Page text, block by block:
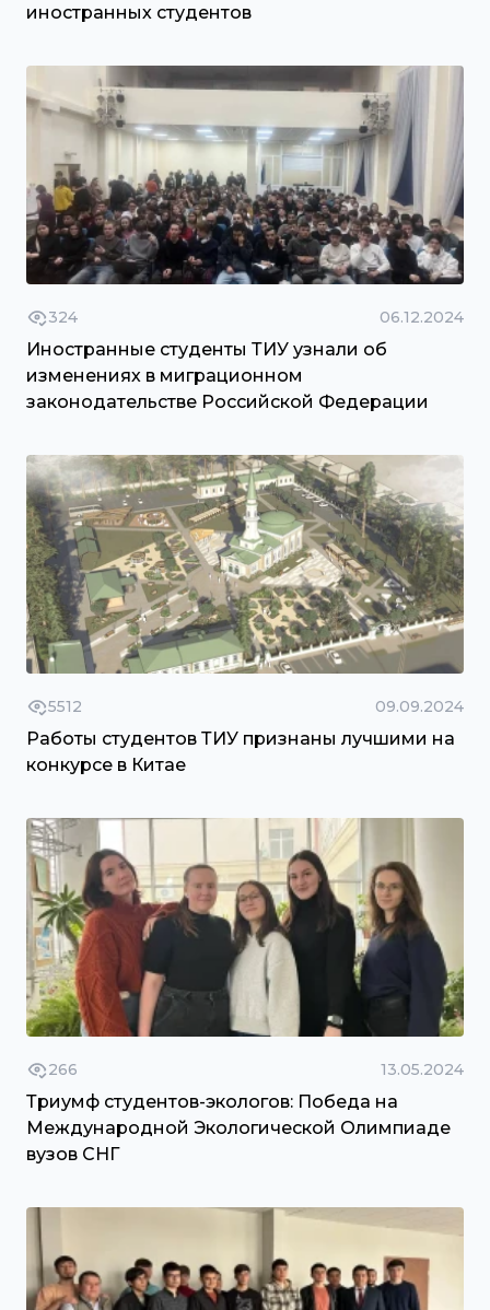
иностранных студентов
324 06.12.2024
Иностранные студенты ТИУ узнали об
изменениях в миграционном
законодательстве Российской Федерации
5512 09.09.2024
Работы студентов ТИУ признаны лучшими на
конкурсе в Китае
266 13.05.2024
Триумф студентов-экологов: Победа на
Международной Экологической Олимпиаде
вузов СНГ